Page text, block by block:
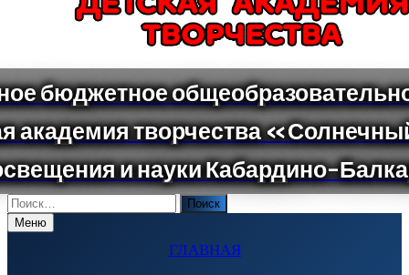
Поиск
по:Меню
ГЛАВНАЯ